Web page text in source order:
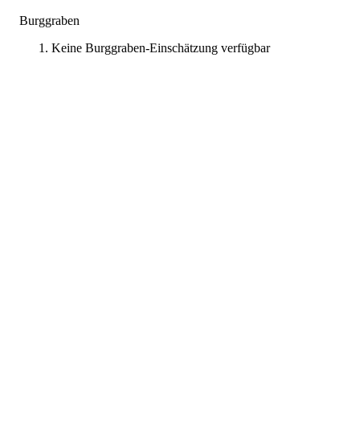
Burggraben
Keine Burggraben-Einschätzung verfügbar